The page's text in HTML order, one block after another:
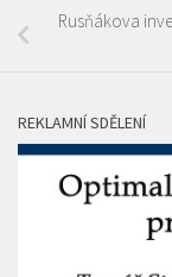
Rusňákova
REKLAMNÍ SDĚLENÍ